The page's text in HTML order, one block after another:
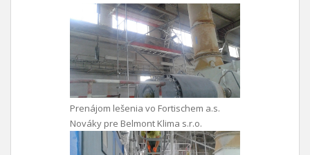
Prenájom lešenia vo Fortischem a.s.
Nováky pre Belmont Klima s.r.o.